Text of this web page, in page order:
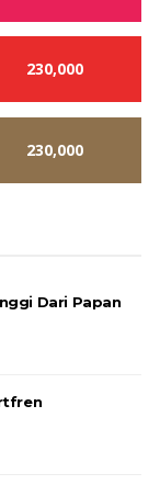
230,000
230,000
Dari Papan